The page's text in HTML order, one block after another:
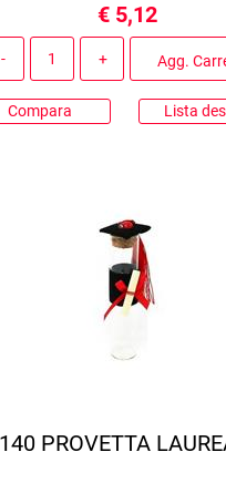
€ 5,12
Agg.
Compara Lista
PROVETTA